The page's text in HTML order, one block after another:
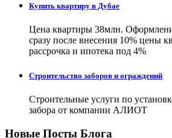
Купить квартиру в Дубае
Цена квартиры 38млн.
сразу после внесения 10% цены
рассрочка и ипотека под 4%
Строительство заборов и ограждений
Строительные услуги по
забора от компании АЛИОТ
Новые Посты Блога